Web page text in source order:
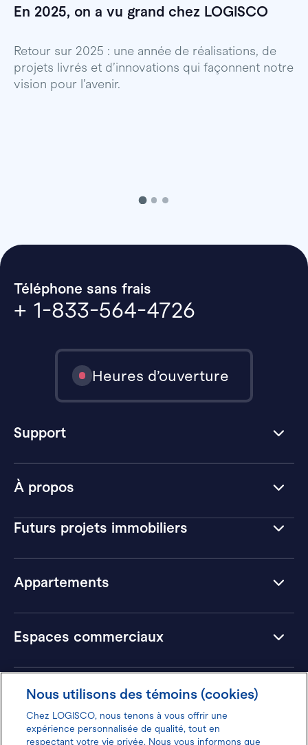
En 2025, on a vu grand chez LOGISCO
Retour sur 2025 : une année de réalisations, de
projets livrés et d’innovations qui façonnent notre
vision pour l’avenir.
À propos
Futurs projets immobiliers
Appartements
Espaces commerciaux
Hôtels
Téléphone sans frais
+ 1-833-564-4726
Heures d’ouverture
Support
Nous utilisons des témoins (cookies)
Chez LOGISCO, nous tenons à vous offrir une
expérience personnalisée de qualité, tout en
respectant votre vie privée. Nous vous informons que